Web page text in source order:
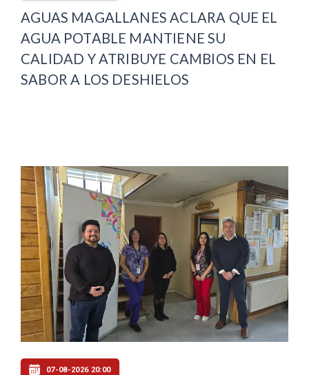
AGUAS MAGALLANES ACLARA QUE EL
AGUA POTABLE MANTIENE SU
CALIDAD Y ATRIBUYE CAMBIOS EN EL
SABOR A LOS DESHIELOS
07-08-2026 20:00